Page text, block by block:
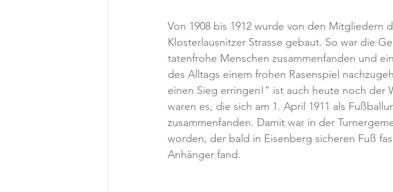
Von 1908 bis 1912 wurde von den Mitgliedern
Klosterlausnitzer Strasse gebaut. So war die
tatenfrohe Menschen zusammenfanden und
des Alltags einem frohen Rasenspiel
einen Sieg erringen!" ist auch heute noch der
waren es, die sich am 1. April 1911 als
zusammenfanden. Damit war in der
worden, der bald in Eisenberg sicheren Fuß
Anhänger fand.